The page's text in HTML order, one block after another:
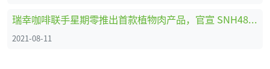
瑞幸咖啡联手星期零推出首款植物肉产品，官宣 SNH48孙芮为新品大使
2021-08-11